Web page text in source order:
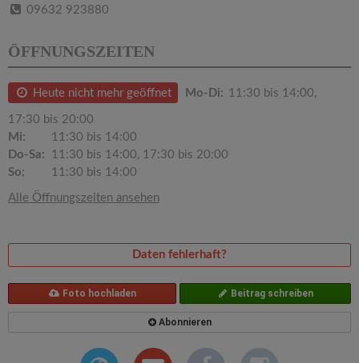
09632 923880
ÖFFNUNGSZEITEN
Heute nicht mehr geöffnet Mo-Di: 11:30 bis 14:00,
17:30 bis 20:00
Mi:
11:30 bis 14:00
Do-Sa:
11:30 bis 14:00, 17:30 bis 20:00
So:
11:30 bis 14:00
Alle Öffnungszeiten ansehen
Daten fehlerhaft?
Foto hochladen Beitrag schreiben
Abonnieren
g
a
t